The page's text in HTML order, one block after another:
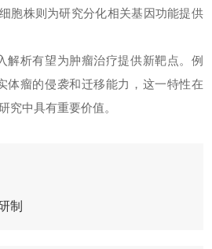
胞株则为研究分化相关基因功能提供
解析有望为肿瘤治疗提供新靶点。例
体瘤的侵袭和迁移能力，这一特性在
究中具有重要价值。
制